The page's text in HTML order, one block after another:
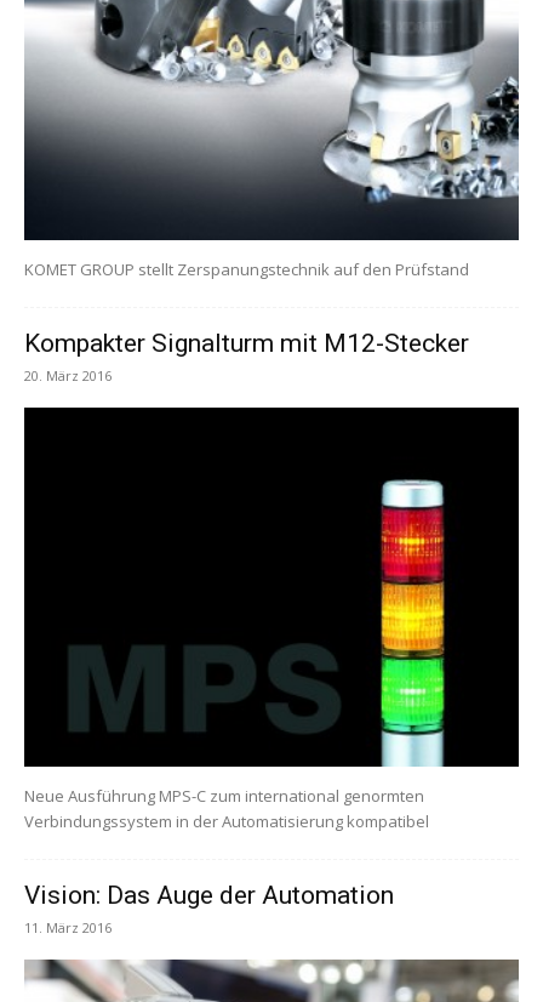
KOMET GROUP stellt Zerspanungstechnik auf den Prüfstand
Kompakter Signalturm mit M12-Stecker
20. März 2016
Neue Ausführung MPS-C zum international genormten
Verbindungssystem in der Automatisierung kompatibel
Vision: Das Auge der Automation
11. März 2016